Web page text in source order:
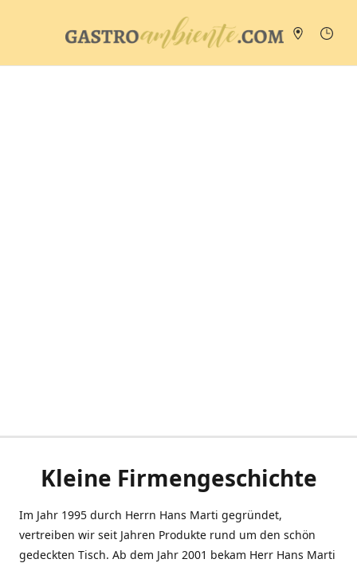
Kleine Firmengeschichte
Im Jahr 1995 durch Herrn Hans Marti gegründet,
vertreiben wir seit Jahren Produkte rund um den schön
gedeckten Tisch. Ab dem Jahr 2001 bekam Herr Hans Marti